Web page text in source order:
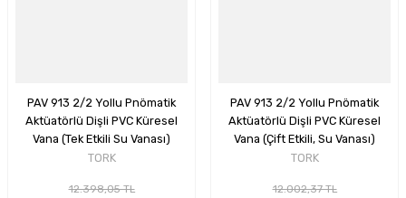
PAV 913 2/2 Yollu Pnömatik
Aktüatörlü Dişli PVC Küresel
Vana (Tek Etkili Su Vanası)
TORK
12.398,05 TL
PAV 913 2/2 Yollu Pnömatik
Aktüatörlü Dişli PVC Küresel
Vana (Çift Etkili, Su Vanası)
TORK
12.002,37 TL